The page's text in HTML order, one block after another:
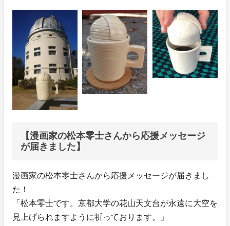
【漫画家の松本零士さんから応援メッセージ
が届きました】
漫画家の松本零士さんから応援メッセージが届きまし
た！
「松本零士です。京都大学の花山天文台が永遠に大空を
見上げられますように祈っております。」